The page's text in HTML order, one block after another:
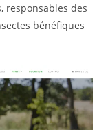
responsables des
bénéfiques